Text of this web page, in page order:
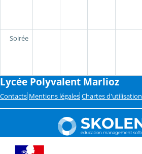
Soirée
Lycée Polyvalent Marlioz
Contacts Mentions légales Chartes d'utilisation